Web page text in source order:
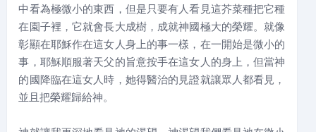
中看為極微小的東西，但是只要有人看見這芥菜種把它種
在園子裡，它就會長大成樹，成就神國極大的榮耀。就像
彰顯在耶穌作在這女人身上的事一樣，在一開始是微小的
事，耶穌順服著天父的旨意按手在這女人的身上，但當神
的國降臨在這女人時，她得醫治的見證就讓眾人都看見，
並且把榮耀歸給神。